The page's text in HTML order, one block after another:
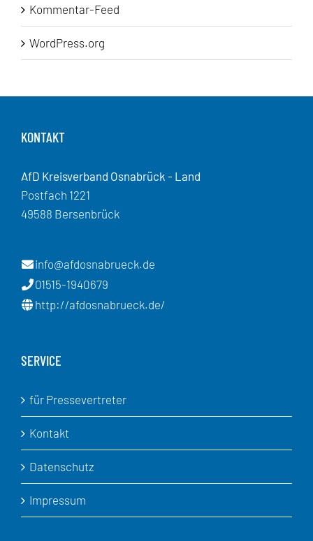
Kommentar-Feed
WordPress.org
KONTAKT
AfD Kreisverband Osnabrück - Land
Postfach 1221
49588 Bersenbrück
info@afdosnabrueck.de
01515-1940679
http://afdosnabrueck.de/
SERVICE
für Pressevertreter
Kontakt
Datenschutz
Impressum